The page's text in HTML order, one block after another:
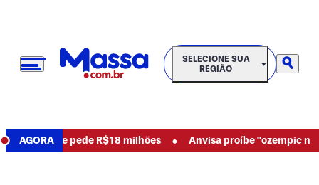
SELECIONE SUA REGIÃO
SELECIONE SUA
REGIÃO
AGORA
e pede R$18 milhões • Anvisa proíbe "ozempic natural"